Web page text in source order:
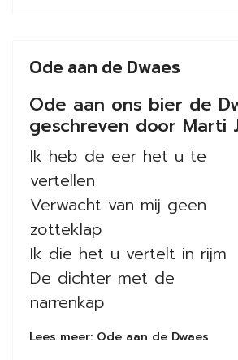
Ode aan de Dwaes
Ode aan ons bier de
geschreven door Marti
Ik heb de eer het u te
vertellen
Verwacht van mij geen
zotteklap
Ik die het u vertelt in rijm
De dichter met de
narrenkap
Lees meer: Ode aan de Dwaes